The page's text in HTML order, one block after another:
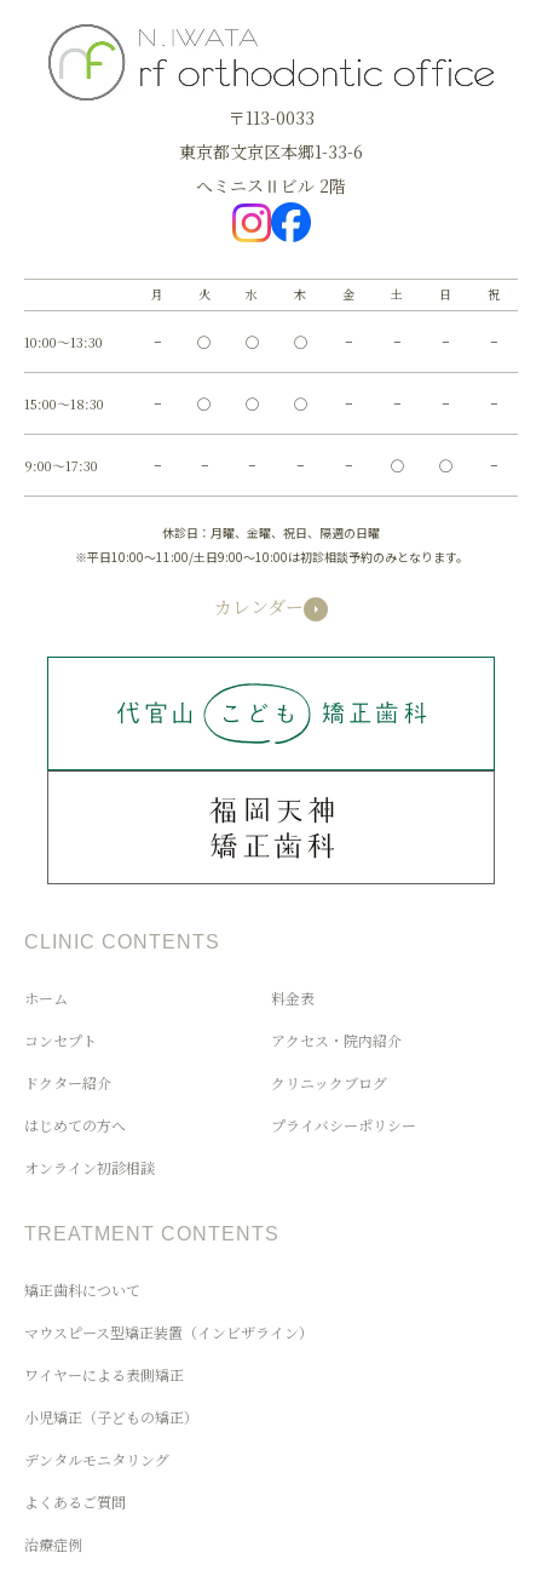
〒113-0033
東京都文京区本郷1-33-6
へミニスⅡビル 2階
月 火 水 木 金 土 日 祝
10:00～13:30 − ◯ ◯ ◯ − − − −
15:00～18:30 − ◯ ◯ ◯ − − − −
9:00～17:30 − − − − − ◯ ◯ −
休診日：月曜、金曜、祝日、隔週の日曜
※平日10:00～11:00/土日9:00～10:00は初診相談予約のみとなります。
カレンダー
CLINIC CONTENTS
ホーム
コンセプト
ドクター紹介
はじめての方へ
オンライン初診相談
料金表
アクセス・院内紹介
クリニックブログ
プライバシーポリシー
TREATMENT CONTENTS
矯正歯科について
マウスピース型矯正装置（インビザライン）
ワイヤーによる表側矯正
小児矯正（子どもの矯正）
デンタルモニタリング
よくあるご質問
治療症例